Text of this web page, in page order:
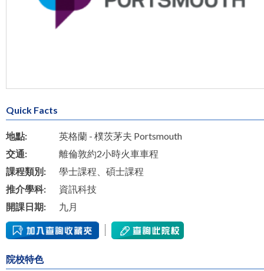
Quick Facts
地點:
英格蘭 - 樸茨茅夫 Portsmouth
交通:
離倫敦約2小時火車車程
課程類別:
學士課程、碩士課程
推介學科:
資訊科技
開課日期:
九月
院校特色